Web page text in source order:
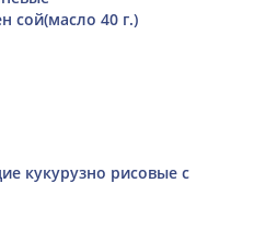
сой(масло 40 г.)
кукурузно рисовые с